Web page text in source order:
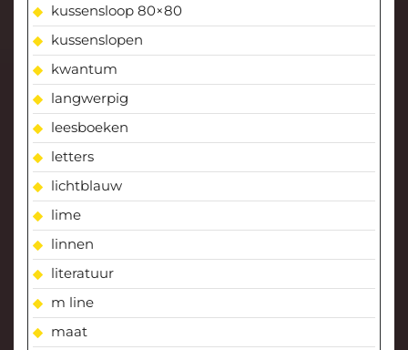
kussensloop 80×80
kussenslopen
kwantum
langwerpig
leesboeken
letters
lichtblauw
lime
linnen
literatuur
m line
maat